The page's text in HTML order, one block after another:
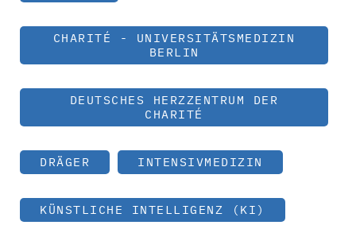
CHARITÉ - UNIVERSITÄTSMEDIZIN
BERLIN
DEUTSCHES HERZZENTRUM DER
CHARITÉ
DRÄGER INTENSIVMEDIZIN
KÜNSTLICHE INTELLIGENZ (KI)